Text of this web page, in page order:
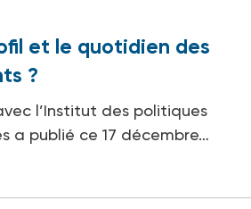
et le quotidien des
?
l’Institut des politiques
a publié ce 17 décembre…